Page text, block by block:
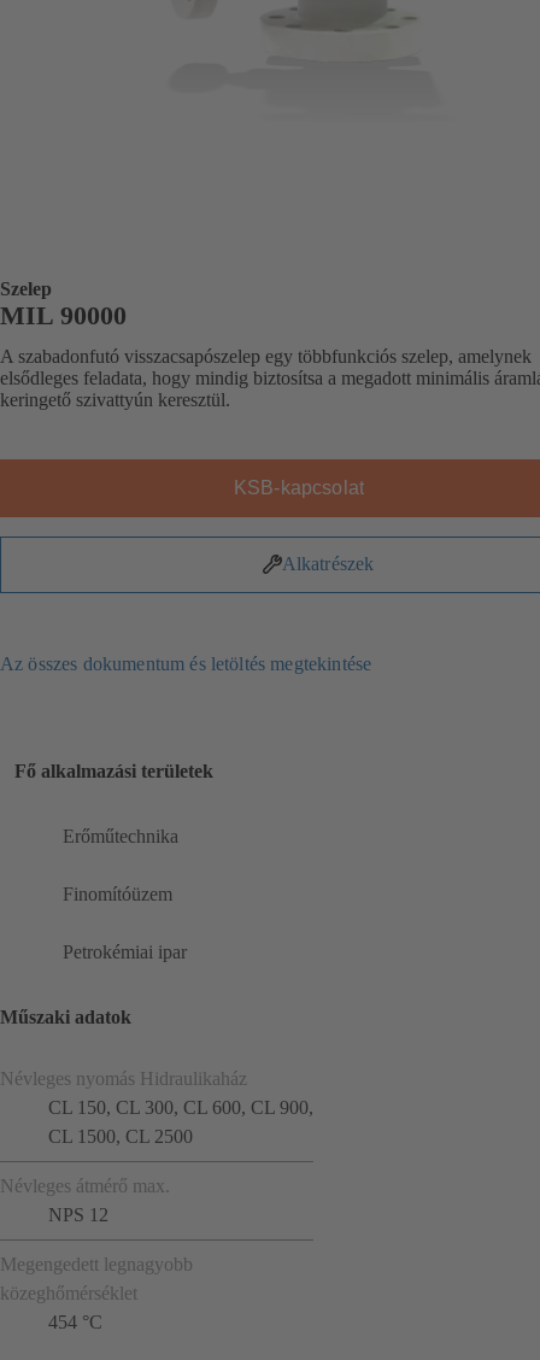
Szelep
MIL 90000
A szabadonfutó visszacsapószelep egy többfunkciós szelep, amelynek
elsődleges feladata, hogy mindig biztosítsa a megadott minimális
keringető szivattyún keresztül.
KSB-kapcsolat
Alkatrészek
Az összes dokumentum és letöltés megtekintése
Fő alkalmazási területek
Erőműtechnika
Finomítóüzem
Petrokémiai ipar
Műszaki adatok
Névleges nyomás Hidraulikaház
CL 150, CL 300, CL 600, CL 900,
CL 1500, CL 2500
Névleges átmérő max.
NPS 12
Megengedett legnagyobb
közeghőmérséklet
454 °C